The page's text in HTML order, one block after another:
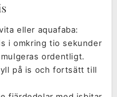
eller aquafaba:
i omkring tio sekunder
ordentligt.
på is och fortsätt till